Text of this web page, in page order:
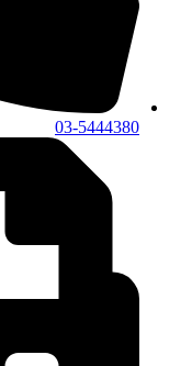
03-5444380